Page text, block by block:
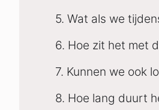
5. Wat als we
6. Hoe zit het met
7. Kunnen we ook
8. Hoe lang duurt